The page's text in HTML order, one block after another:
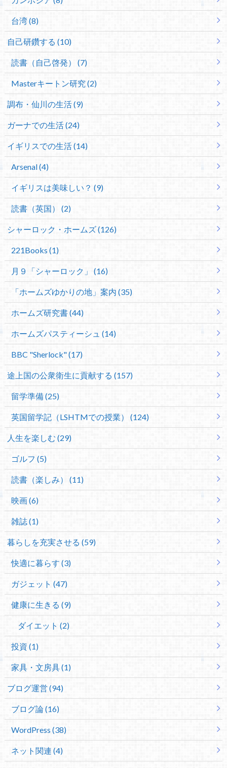
台湾 (8)
自己研鑽する (10)
読書（自己啓発） (7)
Masterキートン研究 (2)
調布・仙川の生活 (9)
ガーナでの生活 (24)
イギリスでの生活 (14)
Arsenal (4)
イギリスは美味しい？ (9)
読書（英国） (2)
シャーロック・ホームズ (126)
221Books (1)
月９「シャーロック」 (16)
「ホームズゆかりの地」案内 (35)
ホームズ研究書 (44)
ホームズパスティーシュ (14)
BBC "Sherlock" (17)
途上国の公衆衛生に貢献する (157)
留学準備 (25)
英国留学記（LSHTMでの授業） (124)
人生を楽しむ (29)
ゴルフ (5)
読書（楽しみ） (11)
映画 (6)
雑誌 (1)
暮らしを充実させる (59)
快適に暮らす (3)
ガジェット (47)
健康に生きる (9)
ダイエット (2)
投資 (1)
家具・文房具 (1)
ブログ運営 (94)
ブログ論 (16)
WordPress (38)
ネット関連 (4)